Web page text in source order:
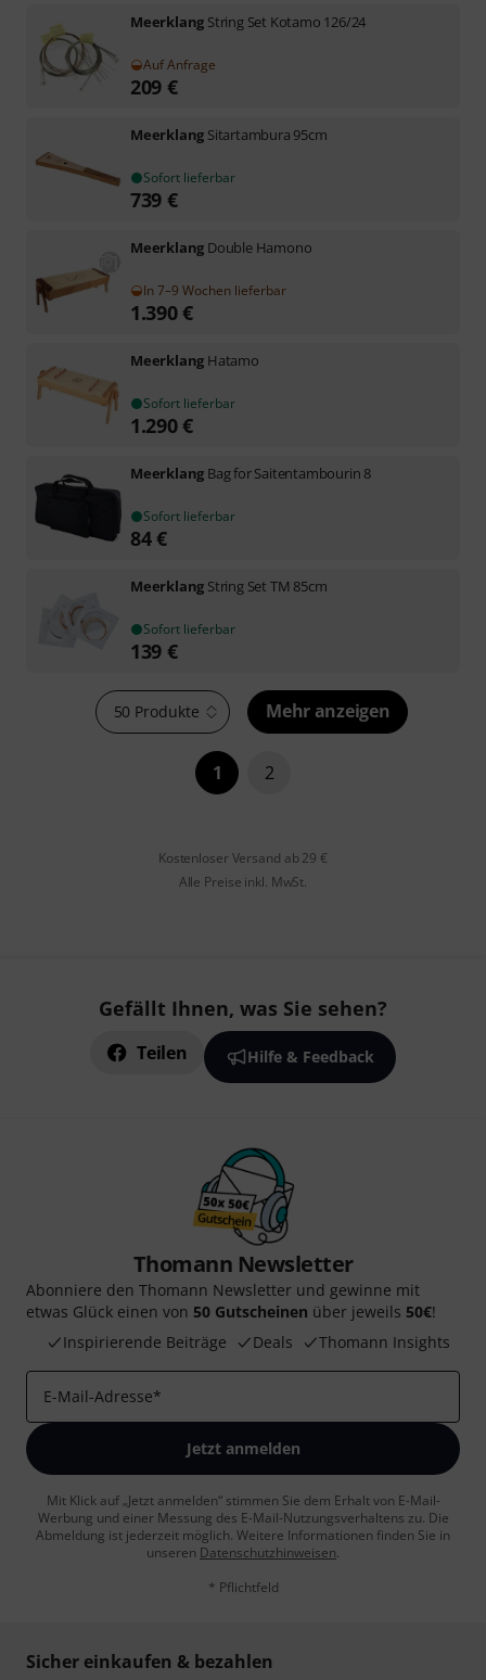
Meerklang String Set Kotamo 126/24
Auf Anfrage
209 €
Meerklang Sitartambura 95cm
Sofort lieferbar
739 €
Meerklang Double Hamono
In 7–9 Wochen lieferbar
1.390€
Meerklang Hatamo
Sofort lieferbar
1.290€
Meerklang Bag for Saitentambourin 8
Sofort lieferbar
84€
Meerklang String Set TM 85cm
Sofort lieferbar
139 €
50 Produkte Mehr anzeigen
1 2
Kostenloser Versand ab 29 €
Alle Preise inkl. MwSt.
Gefällt Ihnen, was Sie sehen?
Teilen Hilfe & Feedback
Thomann Newsletter
Abonniere den Thomann Newsletter und gewinne mit
etwas Glück einen von 50 Gutscheinen über jeweils 50€!
Inspirierende Beiträge
Deals Thomann Insights
E-Mail-Adresse*
Jetzt anmelden
Mit Klick auf „Jetzt anmelden“ stimmen Sie dem Erhalt von E-Mail-
Werbung und einer Messung des E-Mail-Nutzungsverhaltens zu. Die
Abmeldung ist jederzeit möglich. Weitere Informationen finden Sie in
unseren Datenschutzhinweisen.
* Pflichtfeld
Sicher einkaufen & bezahlen